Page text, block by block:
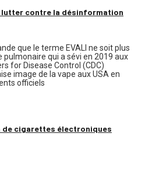
lutter contre la désinformation
que le terme EVALI ne soit plus
pulmonaire qui a sévi en 2019 aux
for Disease Control (CDC)
image de la vape aux USA en
officiels
de cigarettes électroniques